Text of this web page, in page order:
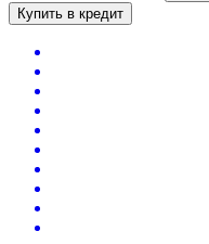
Купить в кредит